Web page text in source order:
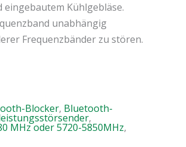
Kühlgebläse.
unabhängig
Frequenzbänder zu stören.
Blocker, Bluetooth-
,
MHz oder 5720-5850MHz,